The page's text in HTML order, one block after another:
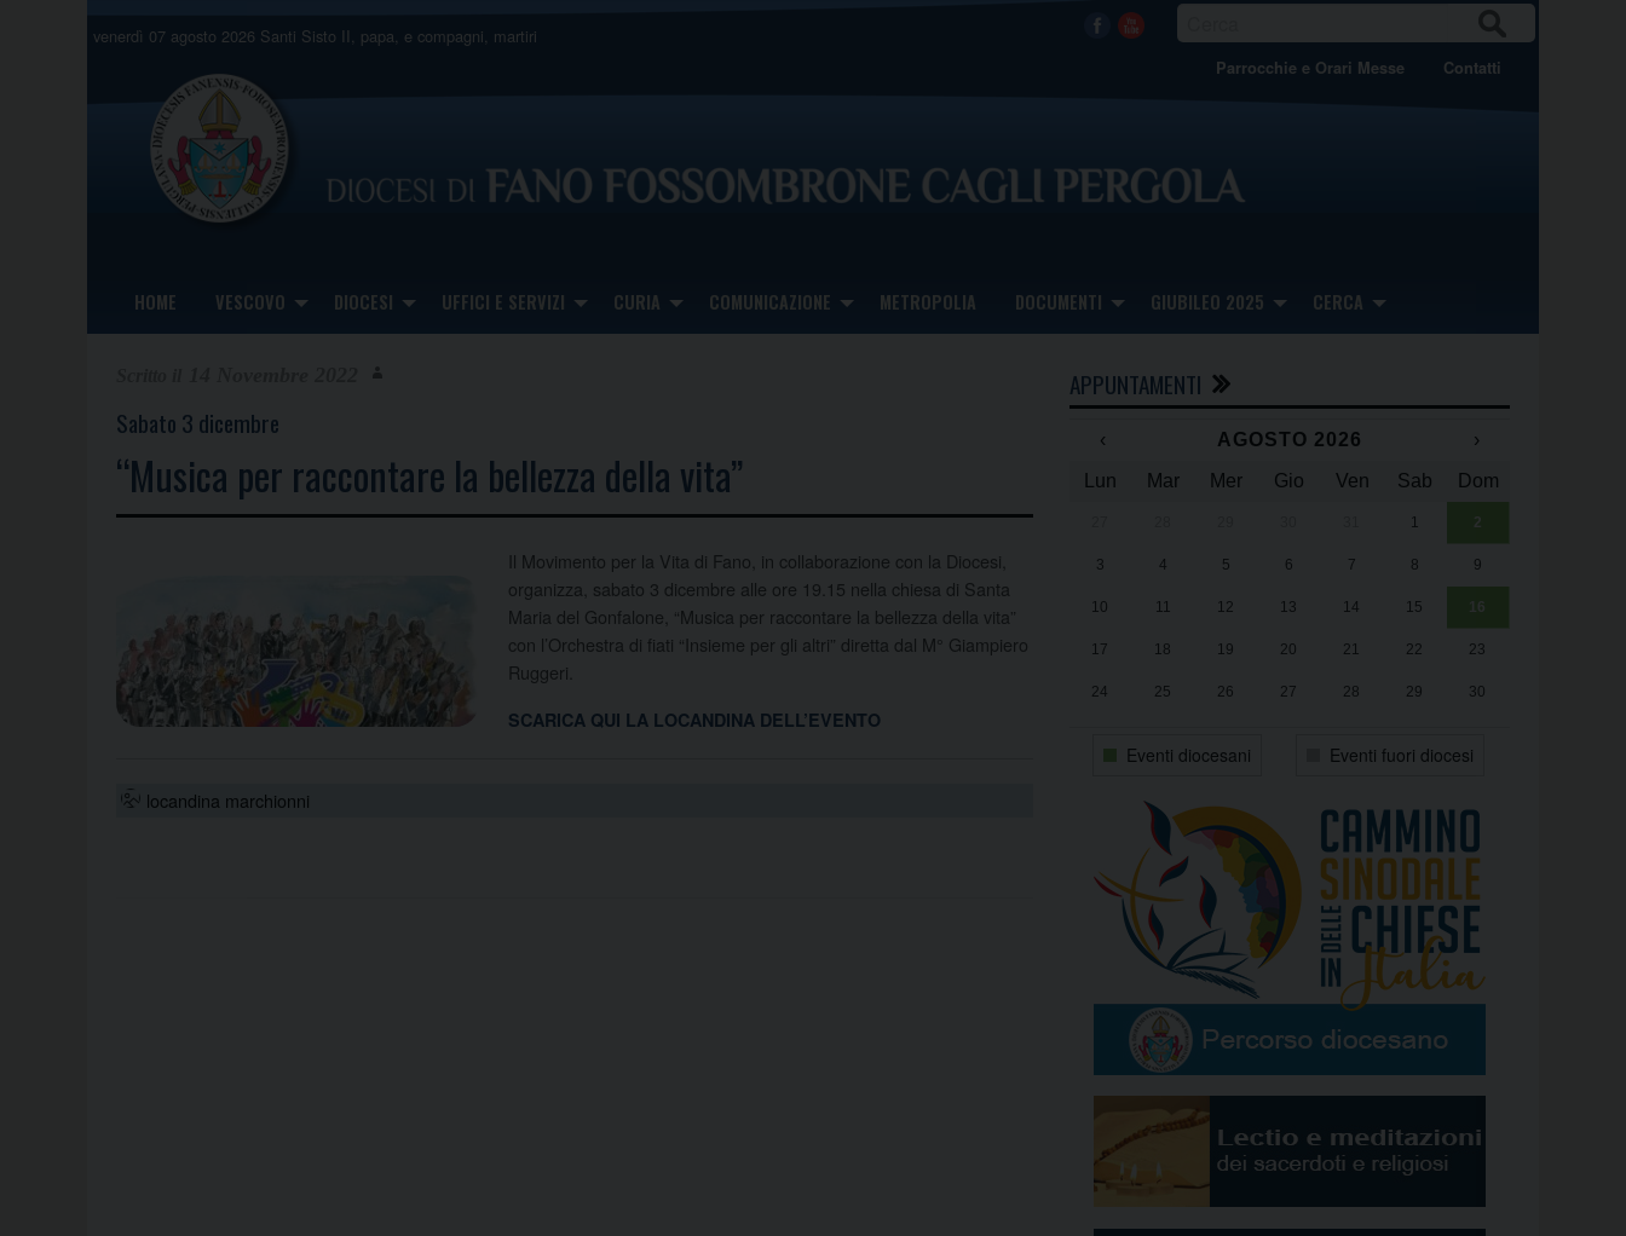
venerdì 07 agosto 2026 Santi Sisto II, papa, e compagni, martiri Facebook
Youtube CA
Parrocchie e Orari Messe Contatti
HOME VESCOVO DIOCESI UFFICI E SERVIZI CURIA COMUNICAZIONE METROPOLIA DOCUMENTI GIUBILEO 2025 CERCA
Sabato 3 dicembre
“Musica per raccontare la bellezza della vita”
Il Movimento per la Vita di Fano, in collaborazione con la Diocesi,
organizza, sabato 3 dicembre alle ore 19.15 nella chiesa di Santa
Maria del Gonfalone, “Musica per raccontare la bellezza della vita”
con l’Orchestra di fiati “Insieme per gli altri” diretta dal M° Giampiero
Ruggeri.
SCARICA QUI LA LOCANDINA DELL’EVENTO
locandina marchionni
APPUNTAMENTI
‹ AGOSTO 2026
›
Lun
Mar Mer Gio Ven Sab Dom
1 2
3 4 5 6 7 8 9
10 11 12 13 14 15 16
17 18 19 20 21 22 23
24 25 26 27 28 29 30
Eventi diocesani Eventi fuori diocesi